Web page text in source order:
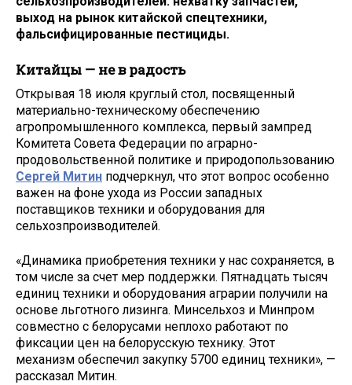
выход на рынок китайской спецтехники,
фальсифицированные пестициды.
Китайцы — не в радость
Открывая 18 июля круглый стол, посвященный
материально-техническому обеспечению
агропромышленного комплекса, первый зампред
Комитета Совета Федерации по аграрно-
продовольственной политике и природопользованию
Сергей Митин подчеркнул, что этот вопрос особенно
важен на фоне ухода из России западных
поставщиков техники и оборудования для
сельхозпроизводителей.
«Динамика приобретения техники у нас сохраняется, в
том числе за счет мер поддержки. Пятнадцать тысяч
единиц техники и оборудования аграрии получили на
основе льготного лизинга. Минсельхоз и Минпром
совместно с белорусами неплохо работают по
фиксации цен на белорусскую технику. Этот
механизм обеспечил закупку 5700 единиц техники», —
рассказал Митин.